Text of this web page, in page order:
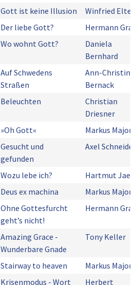
Gott ist keine Illusion Winfried Elter
Der liebe Gott? Hermann
Wo wohnt Gott?
Daniela
Bernhard
Auf Schwedens
Straßen
Ann-Christin
Bernack
Beleuchten
Christian
Driesner
»Oh Gott« Markus
Gesucht und
gefunden
Axel Schneider
Wozu lebe ich? Hartmut
Deus ex machina Markus
Ohne Gottesfurcht
geht’s nicht!
Hermann
Amazing Grace -
Wunderbare Gnade
Tony Keller
Stairway to heaven Markus
Krisenmodus - Wort
Herbert